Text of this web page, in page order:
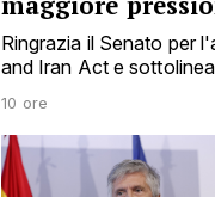
Ringrazia il Senato per
and Iran Act e
10 ore